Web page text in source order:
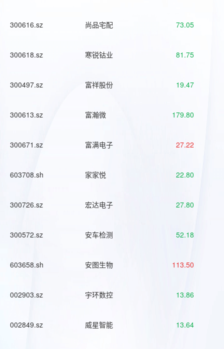
300616.sz 尚品宅配 73.05
300618.sz 寒锐钴业 81.75
300497.sz 富祥股份 19.47
300613.sz 富瀚微 179.80
300671.sz 富满电子 27.22
603708.sh 家家悦 22.80
300726.sz 宏达电子 27.80
300572.sz 安车检测 52.18
603658.sh 安图生物 113.50
002903.sz 宇环数控 13.86
002849.sz 威星智能 13.64